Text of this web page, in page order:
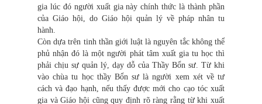
gia lúc đó người xuất gia này chính thức là thành phần
của Giáo hội, do Giáo hội quản lý về pháp nhân tu
hành.
Còn dựa trên tinh thần giới luật là nguyên tắc không thể
phủ nhận đó là một người phát tâm xuất gia tu học thì
phải chịu sự quản lý, dạy dỗ của Thầy Bổn sư. Từ khi
vào chùa tu học thầy Bổn sư là người xem xét về tư
cách và đạo hạnh, nếu thấy được mới cho cạo tóc xuất
gia và Giáo hội cũng quy định rõ ràng rằng từ khi xuất